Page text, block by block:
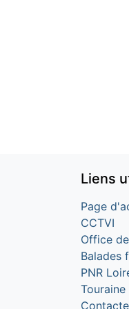
Liens
Page
CCTVI
Office
Balades
PNR
Touraine